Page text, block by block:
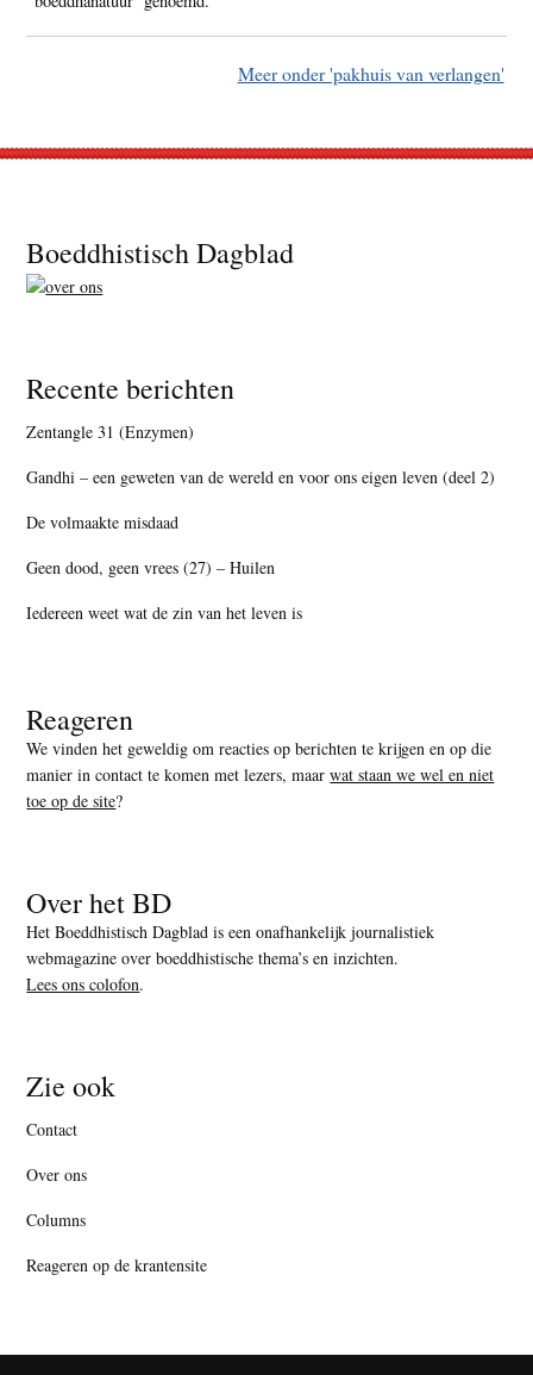
Meer onder 'pakhuis van verlangen'
Footer
Boeddhistisch Dagblad
Recente berichten
Zentangle 31 (Enzymen)
Gandhi – een geweten van de wereld en voor ons eigen leven (deel 2)
De volmaakte misdaad
Geen dood, geen vrees (27) – Huilen
Iedereen weet wat de zin van het leven is
Reageren
We vinden het geweldig om reacties op berichten te krijgen en op die
manier in contact te komen met lezers, maarwat staan we wel en niet
toe op de site?
Over het BD
Het Boeddhistisch Dagblad is een onafhankelijk journalistiek
webmagazine over boeddhistische thema’s en inzichten.
Lees ons colofon.
Zie ook
Contact
Over ons
Columns
Reageren op de krantensite